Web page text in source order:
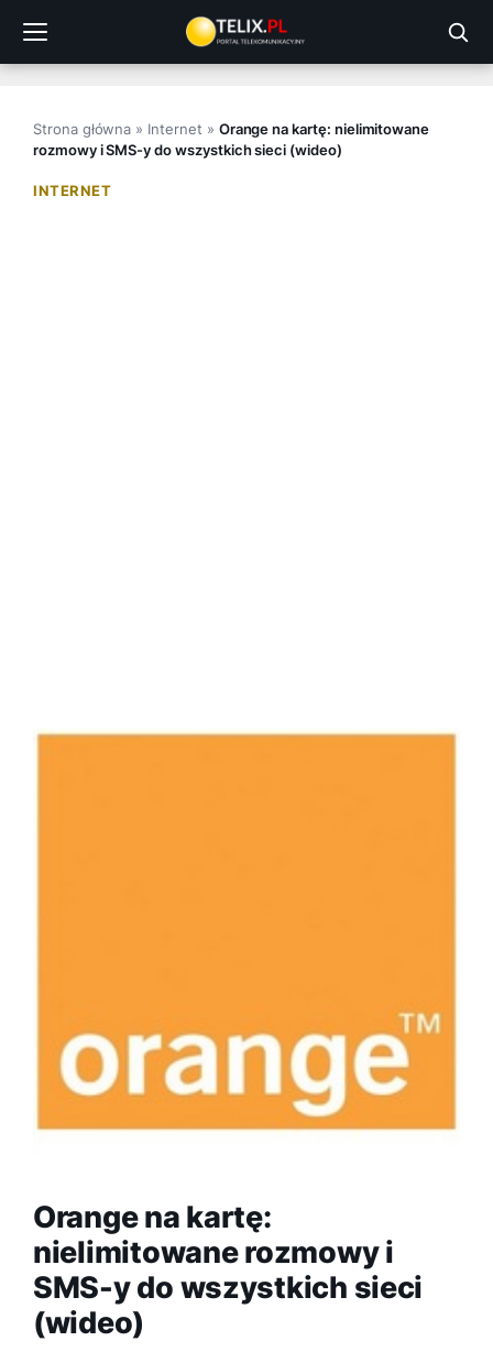
treści
Strona główna » Internet » Orange na kartę: nielimitowane
rozmowy i SMS-y do wszystkich sieci (wideo)
INTERNET
Orange na kartę:
nielimitowane rozmowy i
SMS-y do wszystkich sieci
(wideo)